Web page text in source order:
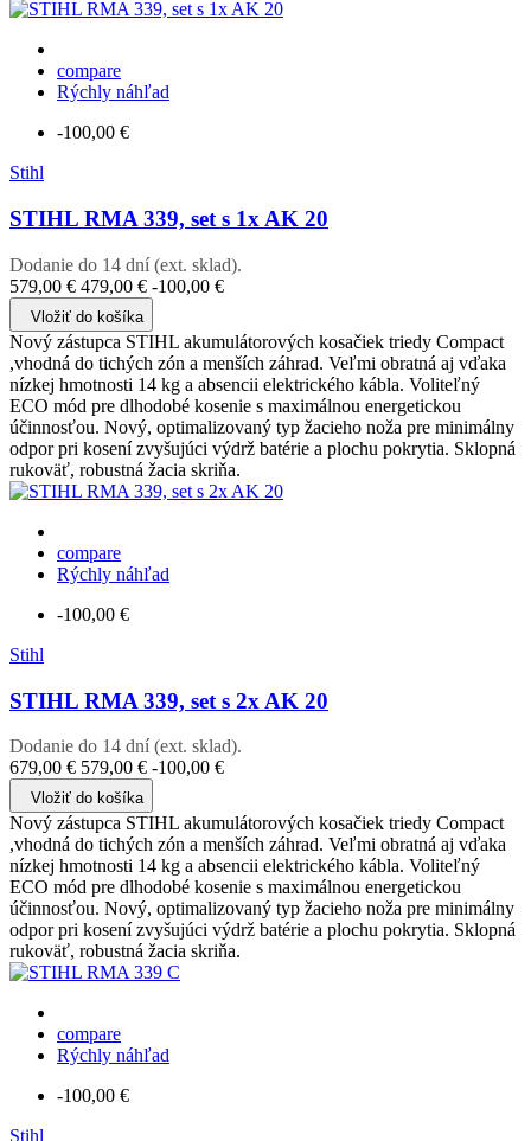
compare
Rýchly náhľad
-100,00 €
Stihl
STIHL RMA 339, set s 1x AK 20
Dodanie do 14 dní (ext. sklad).
579,00 € 479,00 € -100,00 €
Vložiť do košíka
Nový zástupca STIHL akumulátorových kosačiek triedy Compact
,vhodná do tichých zón a menších záhrad. Veľmi obratná aj vďaka
nízkej hmotnosti 14 kg a absencii elektrického kábla. Voliteľný
ECO mód pre dlhodobé kosenie s maximálnou energetickou
účinnosťou. Nový, optimalizovaný typ žacieho noža pre minimálny
odpor pri kosení zvyšujúci výdrž batérie a plochu pokrytia. Sklopná
rukoväť, robustná žacia skriňa.
compare
Rýchly náhľad
-100,00 €
Stihl
STIHL RMA 339, set s 2x AK 20
Dodanie do 14 dní (ext. sklad).
679,00 € 579,00 € -100,00 €
Vložiť do košíka
Nový zástupca STIHL akumulátorových kosačiek triedy Compact
,vhodná do tichých zón a menších záhrad. Veľmi obratná aj vďaka
nízkej hmotnosti 14 kg a absencii elektrického kábla. Voliteľný
ECO mód pre dlhodobé kosenie s maximálnou energetickou
účinnosťou. Nový, optimalizovaný typ žacieho noža pre minimálny
odpor pri kosení zvyšujúci výdrž batérie a plochu pokrytia. Sklopná
rukoväť, robustná žacia skriňa.
compare
Rýchly náhľad
-100,00 €
Stihl